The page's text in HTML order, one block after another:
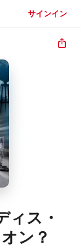
サインイン
ィス・
ン？